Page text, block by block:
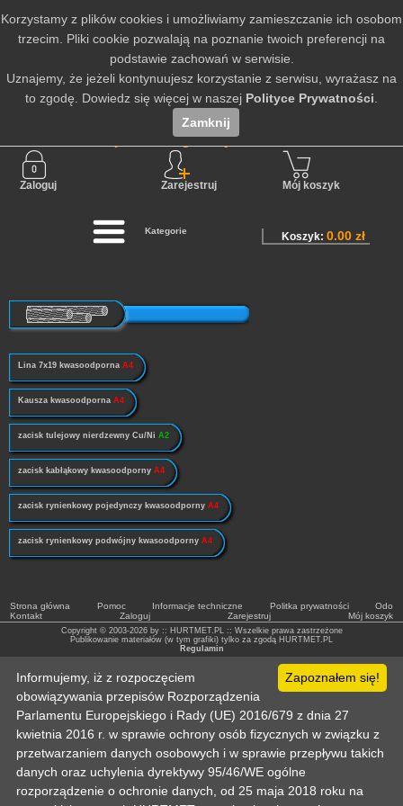
Nie jesteś zalogowany
Zaloguj Zarejestruj Mój koszyk
Kategorie
Lina 7x19 kwasoodporna A4
Kausza kwasoodporna A4
zacisk tulejowy nierdzewny Cu/Ni A2
zacisk kabłąkowy kwasoodporny A4
zacisk rynienkowy pojedynczy kwasoodporny A4
zacisk rynienkowy podwójny kwasoodporny A4
Strona główna Pomoc Informacje techniczne Politka prywatności
Odo
Kontakt
Zaloguj Zarejestruj Mój koszyk
Copyright © 2003-2026 by :: HURTMET.PL :: Wszelkie prawa zastrzeżone
Publikowanie materiałów (w tym grafiki) tylko za zgodą HURTMET.PL
Regulamin
Koszyk:0.00 zł
Zapoznałem się!
Informujemy, iż z rozpoczęciem
obowiązywania przepisów Rozporządzenia
Parlamentu Europejskiego i Rady (UE) 2016/679 z dnia 27
kwietnia 2016 r. w sprawie ochrony osób fizycznych w związku z
przetwarzaniem danych osobowych i w sprawie przepływu takich
danych oraz uchylenia dyrektywy 95/46/WE ogólne
rozporządzenie o ochronie danych, od 25 maja 2018 roku na
Korzystamy z plików cookies i umożliwiamy zamieszczanie ich osobom
trzecim. Pliki cookie pozwalają na poznanie twoich preferencji na
podstawie zachowań w serwisie.
Uznajemy, że jeżeli kontynuujesz korzystanie z serwisu, wyrażasz na
to zgodę. Dowiedz się więcej w naszej Polityce Prywatności
Zamknij